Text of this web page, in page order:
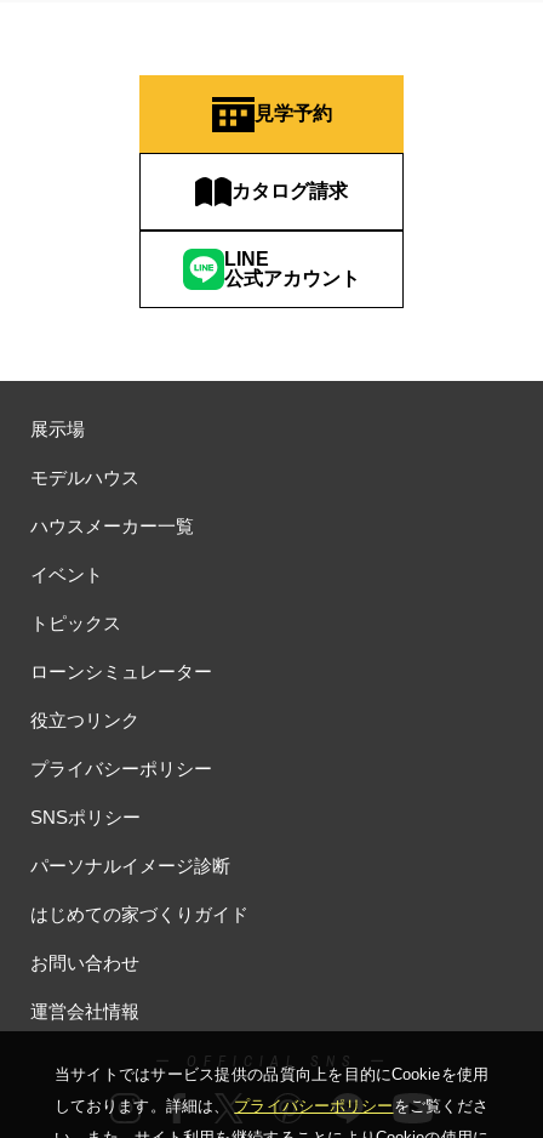
見学予約
カタログ請求
LINE
公式アカウント
展示場
モデルハウス
ハウスメーカー一覧
イベント
トピックス
ローンシミュレーター
役立つリンク
プライバシーポリシー
SNSポリシー
パーソナルイメージ診断
はじめての家づくりガイド
お問い合わせ
運営会社情報
ー OFFICIAL SNS ー
当サイトではサービス提供の品質向上を⽬的にCookieを使⽤
しております。詳細は、プライバシーポリシーをご覧くださ